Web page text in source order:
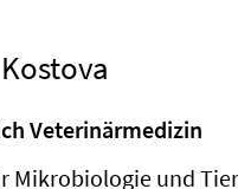
Veterinärmedizin
Mikrobiologie und